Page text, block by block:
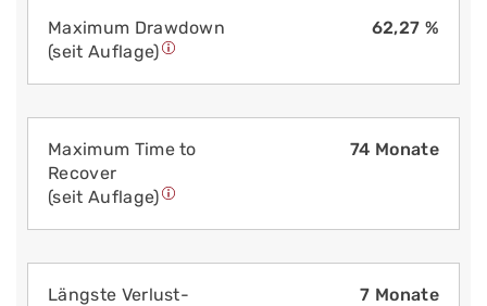
Maximum Drawdown
(seit Auflage)
62,27 %
Maximum Time to
Recover
(seit Auflage)
74 Monate
Längste Verlust­
7 Monate